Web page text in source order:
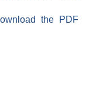
the PDF